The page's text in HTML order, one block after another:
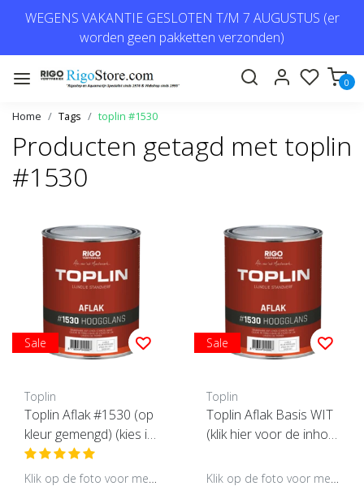
WEGENS VAKANTIE GESLOTEN T/M 7 AUGUSTUS (er
worden geen pakketten verzonden)
0
Home Tags toplin #1530
Producten getagd met toplin
#1530
Sale
Toplin
Toplin Aflak #1530 (op
kleur gemengd) (kies in
houd en glans)
Sale
Toplin
Toplin Aflak Basis WIT
(klik hier voor de inhou